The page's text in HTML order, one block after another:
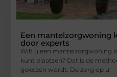
Een mantelzorgwoning
door experts
Wilt u een mantelzorgwoning
kunt plaatsen? Dat is de
gekozen wordt. De zorg op u